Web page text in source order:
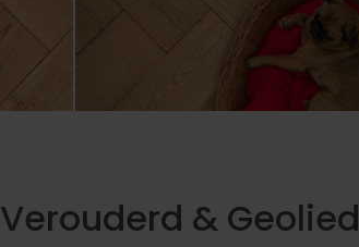
Verouderd & Geolied